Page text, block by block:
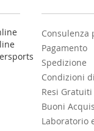
n
o
s
t
r
a
N
e
w
s
Consulenza
Pagamento
Spedizione
Condizioni
Resi Gratuiti
Buoni
Laboratorio